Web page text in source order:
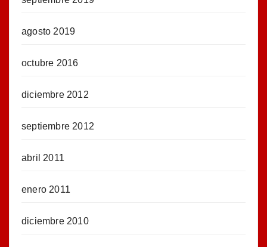
agosto 2019
octubre 2016
diciembre 2012
septiembre 2012
abril 2011
enero 2011
diciembre 2010